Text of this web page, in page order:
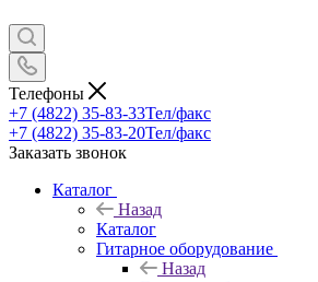
Телефоны
+7 (4822) 35-83-33Тел/факс
+7 (4822) 35-83-20Тел/факс
Заказать звонок
Каталог
Назад
Каталог
Гитарное оборудование
Назад